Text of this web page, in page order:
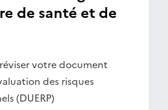
de santé et de
votre document
des risques
(DUERP)